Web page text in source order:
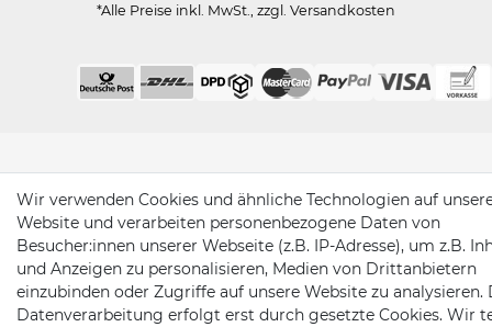
*Alle Preise inkl. MwSt., zzgl. Versandkosten
Wir verwenden Cookies und ähnliche Technologien auf
Website und verarbeiten personenbezogene Daten von
Besucher:innen unserer Webseite (z.B. IP-Adresse), um z.B.
und Anzeigen zu personalisieren, Medien von Drittanbietern
einzubinden oder Zugriffe auf unsere Website zu analysieren.
Datenverarbeitung erfolgt erst durch gesetzte Cookies. Wir